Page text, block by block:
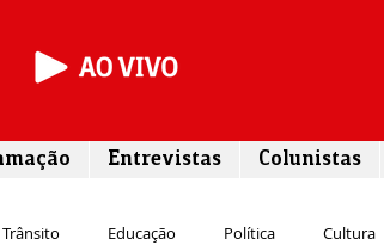
Entrevistas Colunistas
Trânsito Educação Política Cultura